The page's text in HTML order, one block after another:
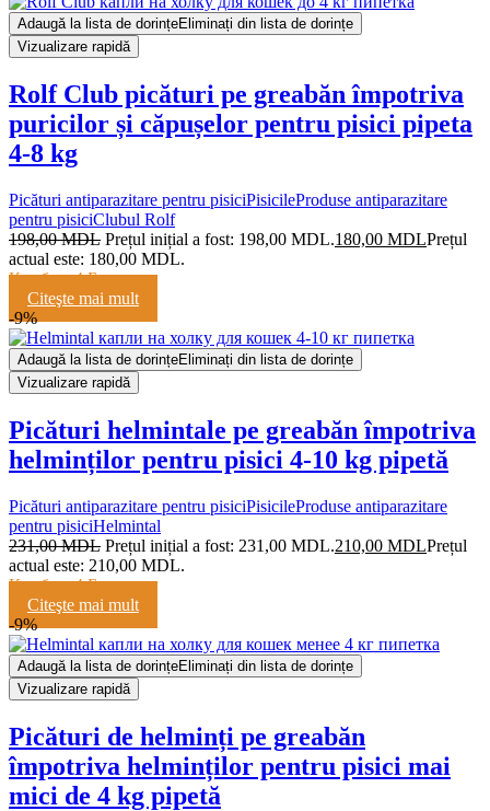
Adaugă la lista de dorințeEliminați din lista de dorințe
Vizualizare rapidă
Rolf Club picături pe greabăn împotriva
puricilor și căpușelor pentru pisici pipeta
4-8 kg
Picături antiparazitare pentru pisiciPisicileProduse antiparazitare
pentru pisiciClubul Rolf
198,00MDL Prețul inițial a fost: 198,00 MDL.180,00 MDLPrețul
actual este: 180,00 MDL.
Кешбэк:4 Балла
Citeşte mai mult
-9%
Adaugă la lista de dorințeEliminați din lista de dorințe
Vizualizare rapidă
Picături helmintale pe greabăn împotriva
helminților pentru pisici 4-10 kg pipetă
Picături antiparazitare pentru pisiciPisicileProduse antiparazitare
pentru pisiciHelmintal
231,00MDL Prețul inițial a fost: 231,00 MDL.210,00 MDLPrețul
actual este: 210,00 MDL.
Кешбэк:4 Балла
Citeşte mai mult
-9%
Adaugă la lista de dorințeEliminați din lista de dorințe
Vizualizare rapidă
Picături de helminți pe greabăn
împotriva helminților pentru pisici mai
mici de 4 kg pipetă